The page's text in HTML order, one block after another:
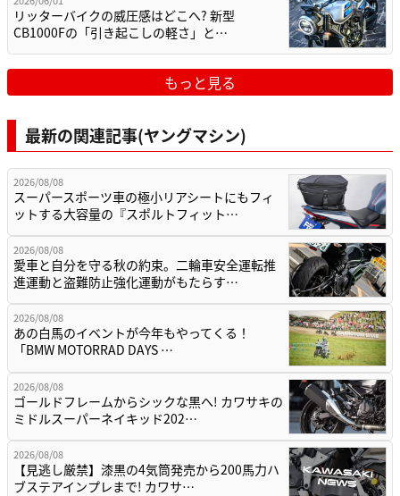
リッターバイクの威圧感はどこへ? 新型
CB1000Fの「引き起こしの軽さ」と…
もっと見る
最新の関連記事(ヤングマシン)
2026/08/08
スーパースポーツ車の極小リアシートにもフィ
ットする大容量の『スポルトフィット…
2026/08/08
愛車と自分を守る秋の約束。二輪車安全運転推
進運動と盗難防止強化運動がもたらす…
2026/08/08
あの白馬のイベントが今年もやってくる！
「BMW MOTORRAD DAYS …
2026/08/08
ゴールドフレームからシックな黒へ! カワサキの
ミドルスーパーネイキッド202…
2026/08/08
【見逃し厳禁】漆黒の4気筒発売から200馬力ハ
ブステアインプレまで! カワサ…